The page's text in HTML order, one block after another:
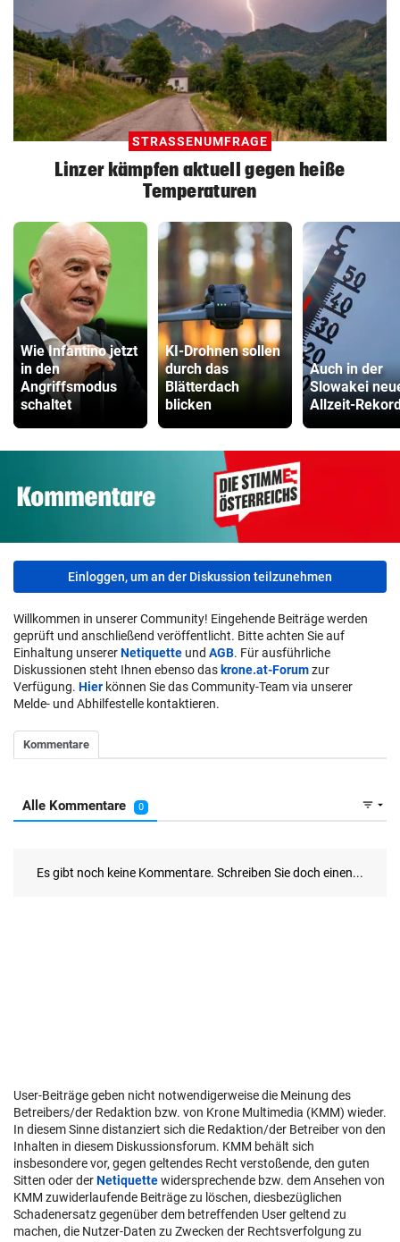
STRASSENUMFRAGE
Linzer kämpfen aktuell gegen heiße
Temperaturen
Wie Infantino jetzt
in den
Angriffsmodus
schaltet
KI-Drohnen sollen
durch das
Blätterdach
blicken
Auch in der
Slowakei
Allzeit-
Einloggen, um an der Diskussion teilzunehmen
Willkommen in unserer Community! Eingehende Beiträge werden
geprüft und anschließend veröffentlicht. Bitte achten Sie auf
Einhaltung unsererNetiquette und AGB. Für ausführliche
Diskussionen steht Ihnen ebenso das krone.at-Forumzur
Verfügung. Hier können Sie das Community-Team via unserer
Melde- und Abhilfestelle kontaktieren.
User-Beiträge geben nicht notwendigerweise die Meinung des
Betreibers/der Redaktion bzw. von Krone Multimedia (KMM) wieder.
In diesem Sinne distanziert sich die Redaktion/der Betreiber von den
Inhalten in diesem Diskussionsforum. KMM behält sich
insbesondere vor, gegen geltendes Recht verstoßende, den guten
Sitten oder derNetiquettewidersprechende bzw. dem Ansehen von
KMM zuwiderlaufende Beiträge zu löschen, diesbezüglichen
Schadenersatz gegenüber dem betreffenden User geltend zu
machen, die Nutzer-Daten zu Zwecken der Rechtsverfolgung zu